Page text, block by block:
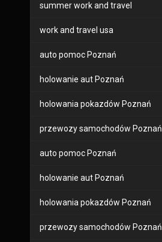
summer work and travel
work and travel usa
auto pomoc Poznań
holowanie aut Poznań
holowania pokazdów Poznań
przewozy samochodów Poznań
auto pomoc Poznań
holowanie aut Poznań
holowania pokazdów Poznań
przewozy samochodów Poznań